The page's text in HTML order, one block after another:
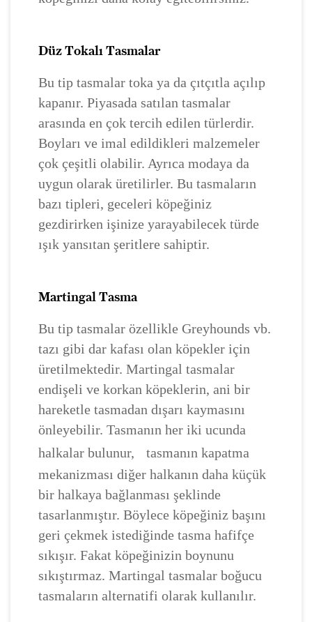
Düz Tokalı Tasmalar
Bu tip tasmalar toka ya da çıtçıtla açılıp
kapanır. Piyasada satılan tasmalar
arasında en çok tercih edilen türlerdir.
Boyları ve imal edildikleri malzemeler
çok çeşitli olabilir. Ayrıca modaya da
uygun olarak üretilirler. Bu tasmaların
bazı tipleri, geceleri köpeğiniz
gezdirirken işinize yarayabilecek türde
ışık yansıtan şeritlere sahiptir.
Martingal Tasma
Bu tip tasmalar özellikle Greyhounds vb.
tazı gibi dar kafası olan köpekler için
üretilmektedir. Martingal tasmalar
endişeli ve korkan köpeklerin, ani bir
hareketle tasmadan dışarı kaymasını
önleyebilir. Tasmanın her iki ucunda
halkalar bulunur,
tasmanın kapatma
mekanizması diğer halkanın daha küçük
bir halkaya bağlanması şeklinde
tasarlanmıştır. Böylece köpeğiniz başını
geri çekmek istediğinde tasma hafifçe
sıkışır. Fakat köpeğinizin boynunu
sıkıştırmaz. Martingal tasmalar boğucu
tasmaların alternatifi olarak kullanılır.